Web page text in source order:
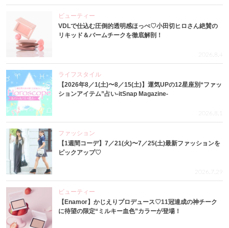
ビューティー
VDLで仕込む圧倒的透明感ほっぺ♡小田切ヒロさん絶賛の
リキッド＆バームチークを徹底解剖！
2026.8.4
ライフスタイル
【2026年8／1(土)〜8／15(土)】運気UPの12星座別“ファッ
ションアイテム”占い-itSnap Magazine-
2026.8.1
ファッション
【1週間コーデ】7／21(火)〜7／25(土)最新ファッションを
ピックアップ♡
2026.7.29
ビューティー
【Enamor】かじえりプロデュース♡11冠達成の神チーク
に待望の限定“ミルキー血色”カラーが登場！